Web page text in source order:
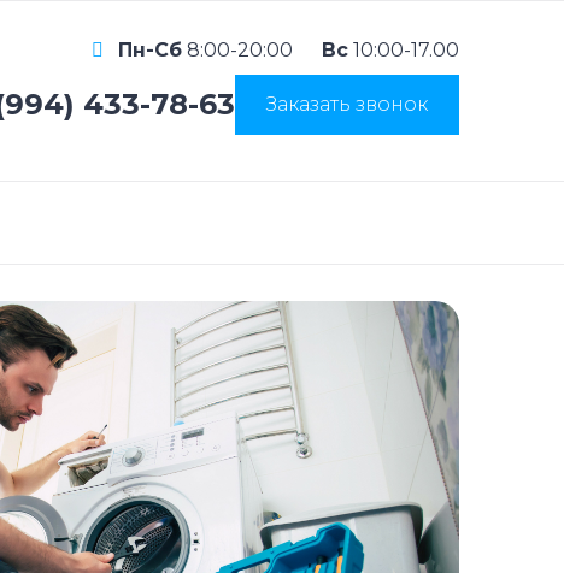
Пн-Сб 8:00-20:00 Вс 10:00-17.00
433-78-63 Заказать звонок